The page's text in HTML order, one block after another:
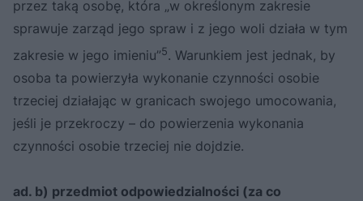
przez taką osobę, która „w określonym zakresie
sprawuje zarząd jego spraw i z jego woli działa w tym
zakresie w jego imieniu”5. Warunkiem jest jednak, by
osoba ta powierzyła wykonanie czynności osobie
trzeciej działając w granicach swojego umocowania,
jeśli je przekroczy – do powierzenia wykonania
czynności osobie trzeciej nie dojdzie.
ad. b) przedmiot odpowiedzialności (za co